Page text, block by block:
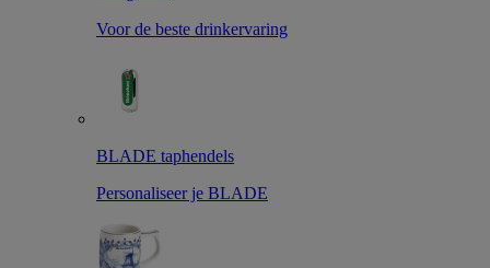
Voor de beste drinkervaring
BLADE taphendels
Personaliseer je BLADE